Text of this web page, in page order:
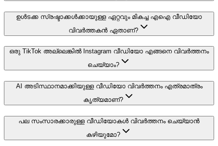
ഉൾടക്ക സ്രഷ്ടാക്കൾക്കായുള്ള ഏറ്റവും മികച്ച എഐ വീഡിയോ
വിവർത്തകൻ ഏതാണ്?
ഒരു TikTok അല്ലെങ്കിൽ Instagram വീഡിയോ എങ്ങനെ വിവർത്തനം
ചെയ്യാം?
AI അടിസ്ഥാനമാക്കിയുള്ള വീഡിയോ വിവർത്തനം എത്രമാത്രം
കൃത്യമാണ്?
പല സംസാരക്കാരുള്ള വീഡിയോകൾ വിവർത്തനം ചെയ്യാൻ
കഴിയുമോ?